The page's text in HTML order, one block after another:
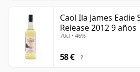
Caol Ila James Eadie
Release 2012 9 años
70cl • 46%
58 € ?